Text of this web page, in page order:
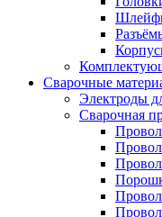
Сварочные
Электроды
Сварочная